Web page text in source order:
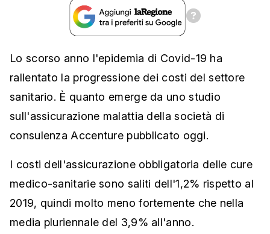
Lo scorso anno l'epidemia di Covid-19 ha
rallentato la progressione dei costi del settore
sanitario. È quanto emerge da uno studio
sull'assicurazione malattia della società di
consulenza Accenture pubblicato oggi.
I costi dell'assicurazione obbligatoria delle cure
medico-sanitarie sono saliti dell'1,2% rispetto al
2019, quindi molto meno fortemente che nella
media pluriennale del 3,9% all'anno.